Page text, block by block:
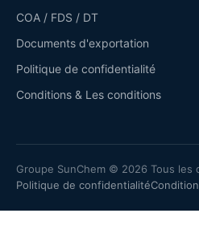
COA / FDS / DT
Documents d'exportation
Politique de confidentialité
Conditions & Les conditions
Groupe SunChem © 2026 Tous les
Politique de confidentialité